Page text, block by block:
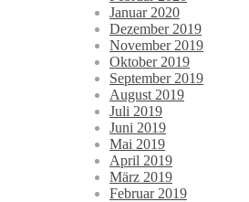
Januar 2020
Dezember 2019
November 2019
Oktober 2019
September 2019
August 2019
Juli 2019
Juni 2019
Mai 2019
April 2019
März 2019
Februar 2019